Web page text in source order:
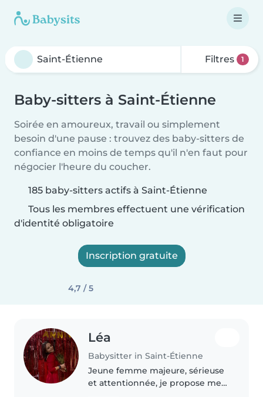
Filtres 1
Baby-sitters à Saint-Étienne
Soirée en amoureux, travail ou simplement
besoin d'une pause : trouvez des baby-sitters de
confiance en moins de temps qu'il n'en faut pour
négocier l'heure du coucher.
185 baby-sitters actifs à Saint-Étienne
Tous les membres effectuent une vérification
d'identité obligatoire
Inscription gratuite
4,7 / 5
Léa
Babysitter in Saint-Étienne
Jeune femme majeure, sérieuse
et attentionnée, je propose mes